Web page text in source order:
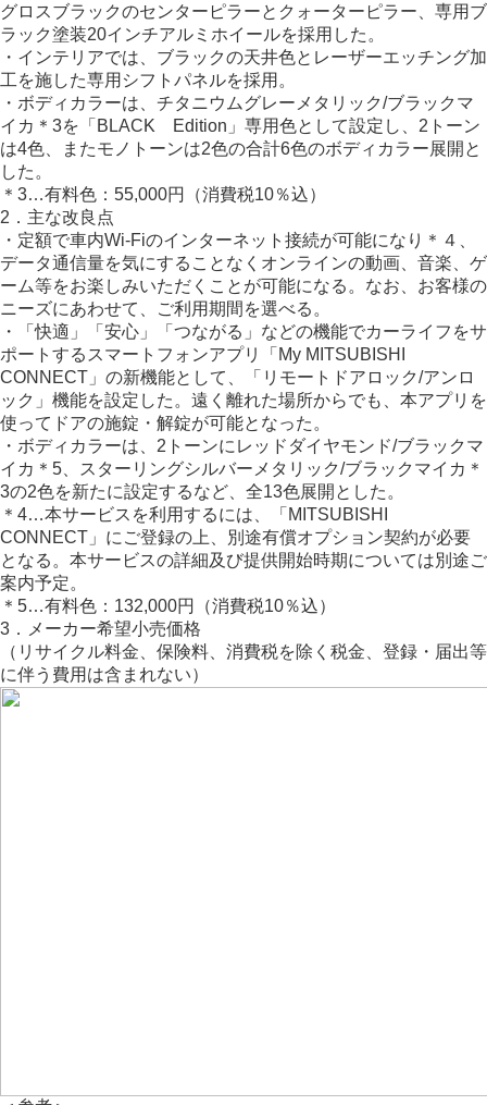
グロスブラックのセンターピラーとクォーターピラー、専用ブ
ラック塗装20インチアルミホイールを採用した。
・インテリアでは、ブラックの天井色とレーザーエッチング加
工を施した専用シフトパネルを採用。
・ボディカラーは、チタニウムグレーメタリック/ブラックマ
イカ＊3を「BLACK Edition」専用色として設定し、2トーン
は4色、またモノトーンは2色の合計6色のボディカラー展開と
した。
＊3…有料色：55,000円（消費税10％込）
2．主な改良点
・定額で車内Wi-Fiのインターネット接続が可能になり＊４、
データ通信量を気にすることなくオンラインの動画、音楽、ゲ
ーム等をお楽しみいただくことが可能になる。なお、お客様の
ニーズにあわせて、ご利用期間を選べる。
・「快適」「安心」「つながる」などの機能でカーライフをサ
ポートするスマートフォンアプリ「My MITSUBISHI
CONNECT」の新機能として、「リモートドアロック/アンロ
ック」機能を設定した。遠く離れた場所からでも、本アプリを
使ってドアの施錠・解錠が可能となった。
・ボディカラーは、2トーンにレッドダイヤモンド/ブラックマ
イカ＊5、スターリングシルバーメタリック/ブラックマイカ＊
3の2色を新たに設定するなど、全13色展開とした。
＊4…本サービスを利用するには、「MITSUBISHI
CONNECT」にご登録の上、別途有償オプション契約が必要
となる。本サービスの詳細及び提供開始時期については別途ご
案内予定。
＊5…有料色：132,000円（消費税10％込）
3．メーカー希望小売価格
（リサイクル料金、保険料、消費税を除く税金、登録・届出等
に伴う費用は含まれない）